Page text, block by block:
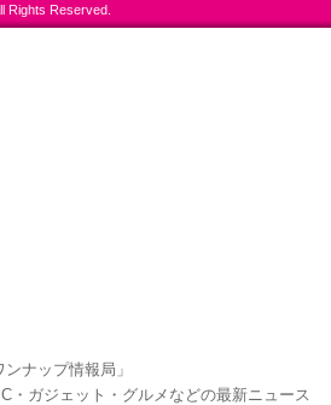
Rights Reserved.
ナップ情報局」
・ガジェット・グルメなどの最新ニュース